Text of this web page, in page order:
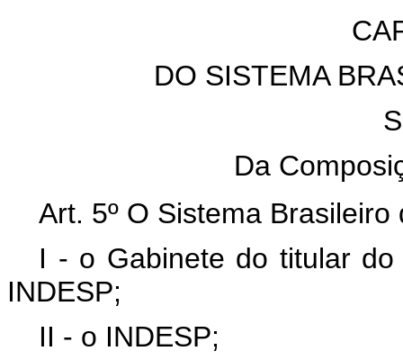
DO SISTEMA
Da
Art. 5º O Sistema
I - o Gabinete do titular
INDESP;
II - o INDESP;